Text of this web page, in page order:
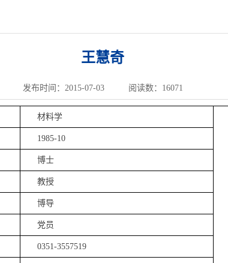
王慧奇
发布时间：2015-07-03 阅读数： 16071
材料学
1985-10
博士
教授
博导
党员
0351-3557519